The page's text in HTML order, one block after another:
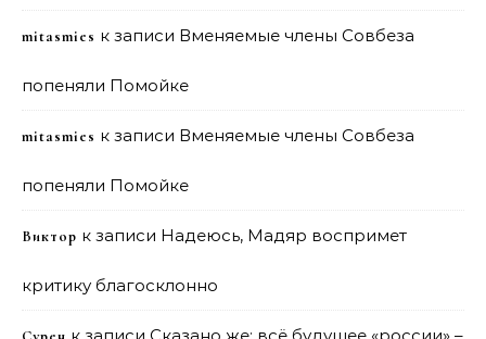
mitasmies к записи Вменяемые члены Совбеза
попеняли Помойке
mitasmies к записи Вменяемые члены Совбеза
попеняли Помойке
Виктор к записи Надеюсь, Мадяр воспримет
критику благосклонно